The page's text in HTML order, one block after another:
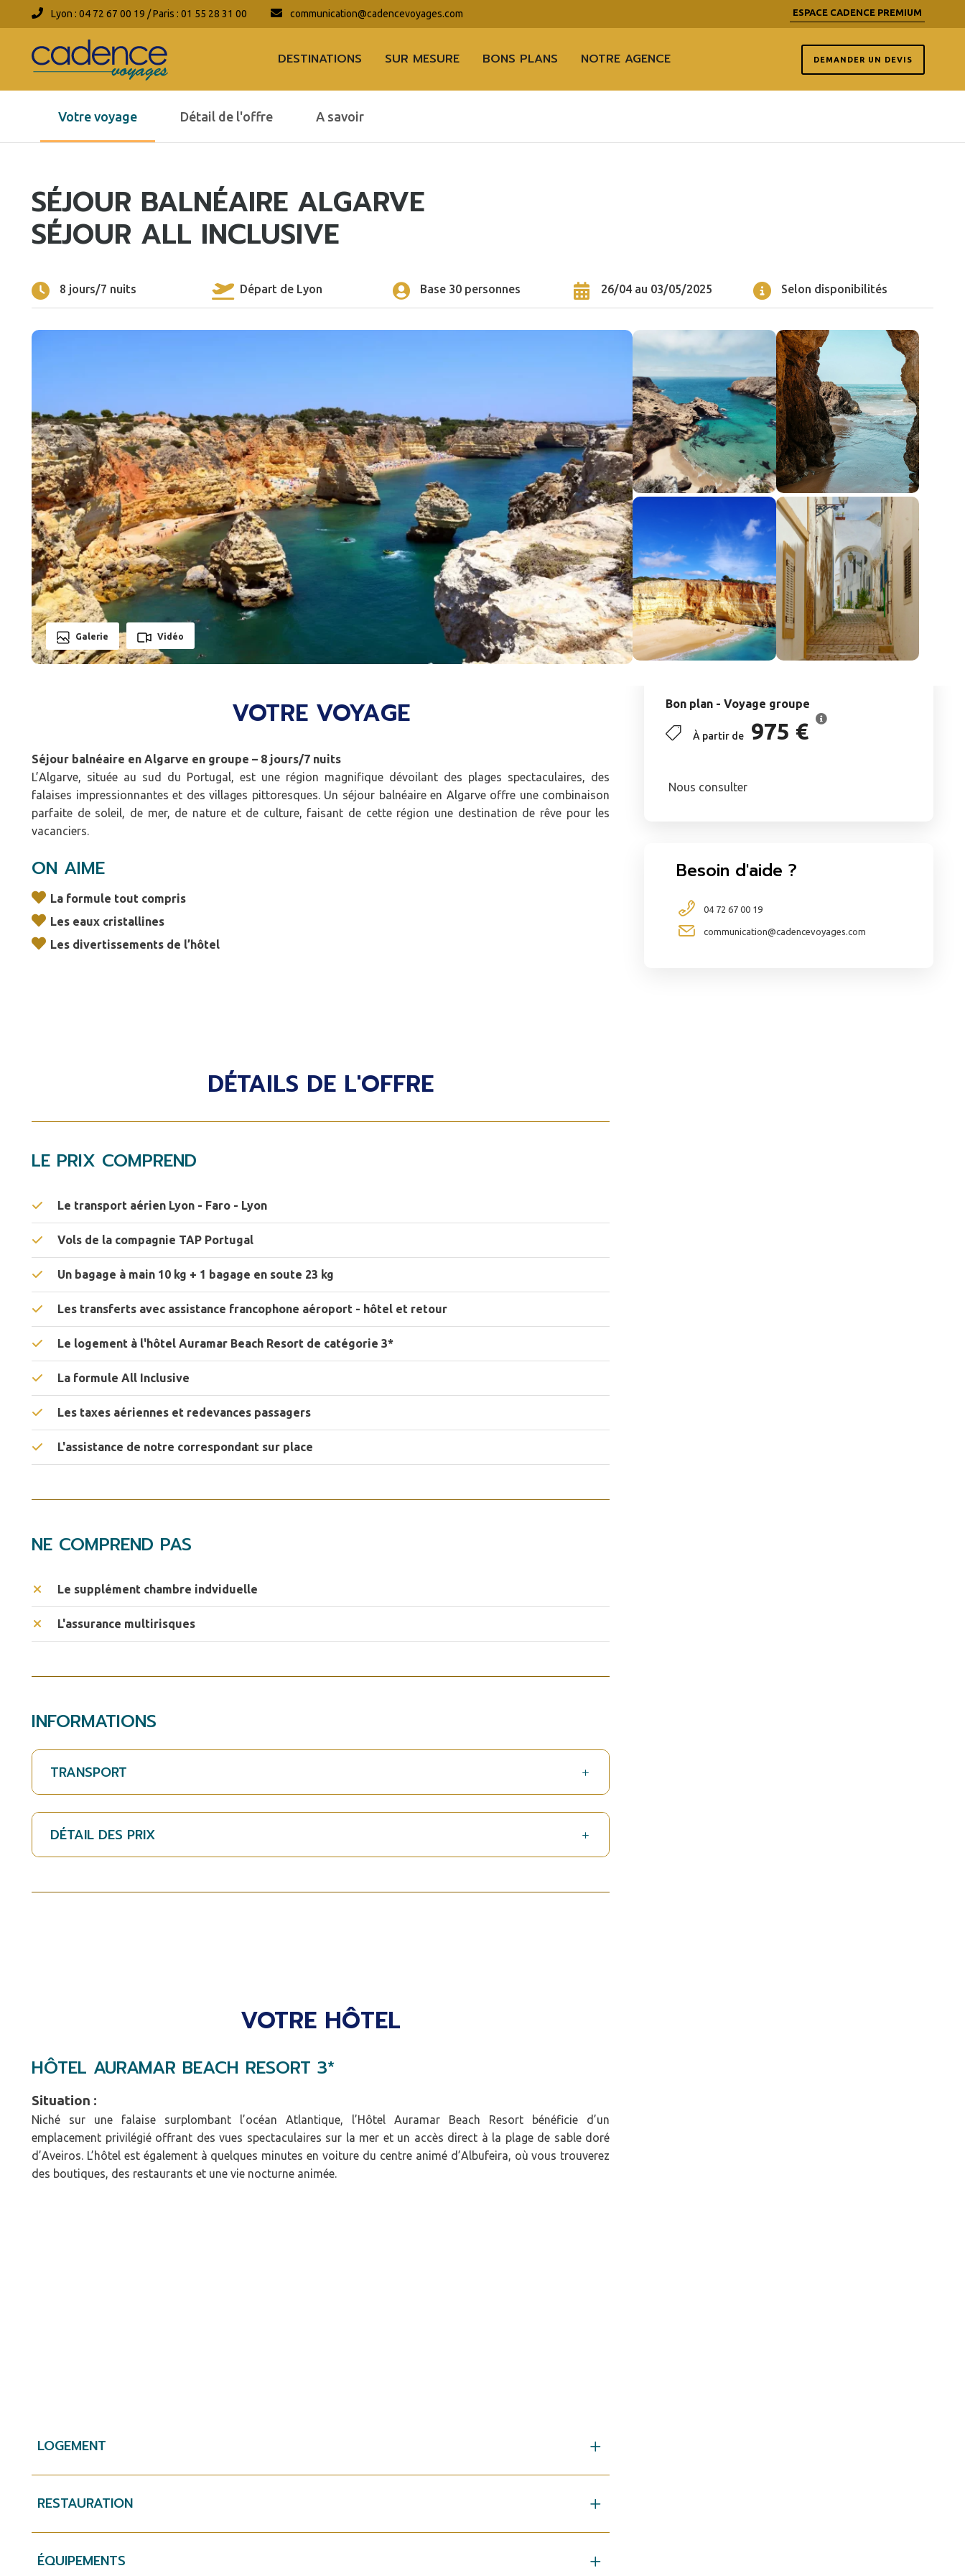
Lyon : 04 72 67 00 19 / Paris : 01 55 28 31 00 communication@cadencevoyages.com ESPACE CADENCE PREMIUM
DESTINATIONS SUR MESURE BONS PLANS NOTRE AGENCE DEMANDER UN DEVIS
Votre voyage Détail de l'offre A savoir
SÉJOUR BALNÉAIRE ALGARVE
SÉJOUR ALL INCLUSIVE
8 jours/7 nuits Départ de Lyon Base 30 personnes 26/04 au 03/05/2025 Selon disponibilités
Galerie Vidéo
VOTRE VOYAGE
Séjour balnéaire en Algarve en groupe – 8 jours/7 nuits
L’Algarve, située au sud du Portugal, est une région magnifique dévoilant des plages spectaculaires, des
falaises impressionnantes et des villages pittoresques. Un séjour balnéaire en Algarve offre une combinaison
parfaite de soleil, de mer, de nature et de culture, faisant de cette région une destination de rêve pour les
vacanciers.
ON AIME
La formule tout compris
Les eaux cristallines
Les divertissements de l’hôtel
DÉTAILS DE L'OFFRE
LE PRIX COMPREND
Le transport aérien Lyon - Faro - Lyon
Vols de la compagnie TAP Portugal
Un bagage à main 10 kg + 1 bagage en soute 23 kg
Les transferts avec assistance francophone aéroport - hôtel et retour
Le logement à l'hôtel Auramar Beach Resort de catégorie 3*
La formule All Inclusive
Les taxes aériennes et redevances passagers
L'assistance de notre correspondant sur place
NE COMPREND PAS
Le supplément chambre indviduelle
L'assurance multirisques
INFORMATIONS
TRANSPORT
DÉTAIL DES PRIX
VOTRE HÔTEL
HÔTEL AURAMAR BEACH RESORT 3*
Situation :
Niché sur une falaise surplombant l’océan Atlantique, l’Hôtel Auramar Beach Resort bénéficie d’un
emplacement privilégié offrant des vues spectaculaires sur la mer et un accès direct à la plage de sable doré
d’Aveiros. L’hôtel est également à quelques minutes en voiture du centre animé d’Albufeira, où vous trouverez
des boutiques, des restaurants et une vie nocturne animée.
LOGEMENT
RESTAURATION
ÉQUIPEMENTS
Bon plan - Voyage groupe
À partir de 975 €
Nous consulter
Besoin d'aide ?
04 72 67 00 19
communication@cadencevoyages.com